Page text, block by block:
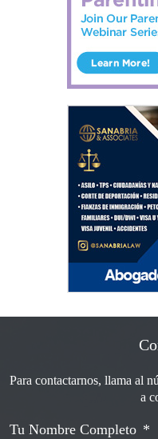
Para contactarnos, llama al
a
*
Tu Nombre Completo